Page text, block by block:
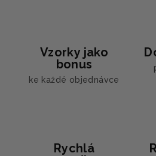
Vzorky jako
bonus
ke každé objednávce
Rychlá